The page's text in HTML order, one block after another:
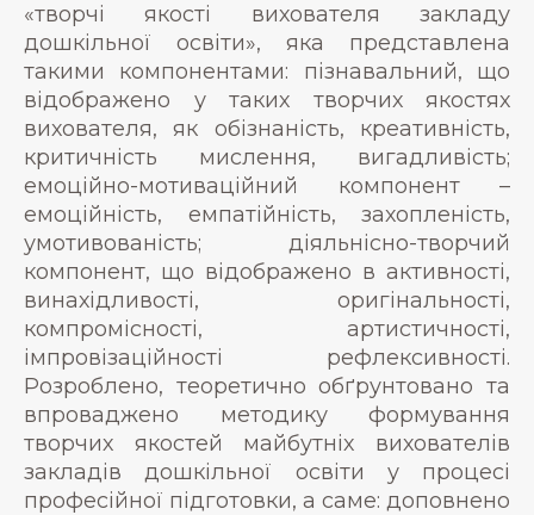
«творчі якості вихователя закладу
дошкільної освіти», яка представлена
такими компонентами: пізнавальний, що
відображено у таких творчих якостях
вихователя, як обізнаність, креативність,
критичність мислення, вигадливість;
емоційно-мотиваційний компонент –
емоційність, емпатійність, захопленість,
умотивованість; діяльнісно-творчий
компонент, що відображено в активності,
винахідливості, оригінальності,
компромісності, артистичності,
імпровізаційності рефлексивності.
Розроблено, теоретично обґрунтовано та
впроваджено методику формування
творчих якостей майбутніх вихователів
закладів дошкільної освіти у процесі
професійної підготовки, а саме: доповнено